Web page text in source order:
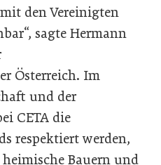
den Vereinigten
sagte Hermann
Österreich. Im
und der
CETA die
respektiert werden,
Bauern und